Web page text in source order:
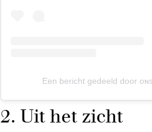
Een bericht gedeeld door
2. Uit het zicht